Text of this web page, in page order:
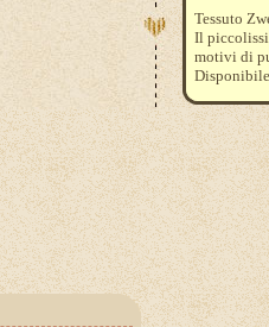
Tessuto
Il
motivi di